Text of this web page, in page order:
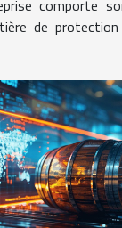
comporte
de